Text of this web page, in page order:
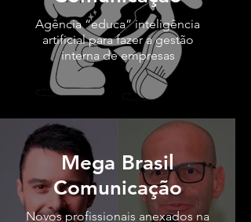
Agência “educa” inteligência
artificial para fazer a gestão
interna de empresas
Mega Brasil
Comunicação
Novos profissionais anexados na